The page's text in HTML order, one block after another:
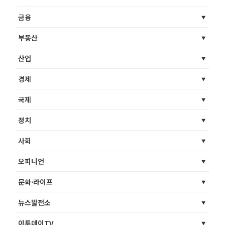
금융
부동산
산업
경제
국제
정치
사회
오피니언
문화·라이프
뉴스발전소
이투데이TV